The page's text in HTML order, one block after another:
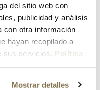
del sitio web con
publicidad y análisis
con otra información
hayan recopilado a
sus servicios. Política
Mostrar detalles